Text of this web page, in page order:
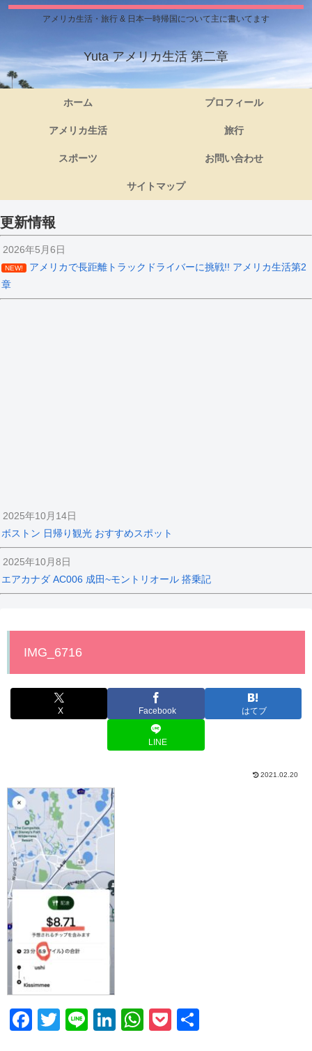
アメリカ生活・旅行 & 日本一時帰国について主に書いてます
Yuta アメリカ生活 第二章
ホーム プロフィール
アメリカ生活 旅行
スポーツ お問い合わせ
サイトマップ
更新情報
2026年5月6日
NEW!
アメリカで長距離トラックドライバーに挑戦!! アメリカ生活第2
章
2025年10月14日
ボストン 日帰り観光 おすすめスポット
2025年10月8日
エアカナダ AC006 成田~モントリオール 搭乗記
IMG_6716
X Facebook はてブ
LINE
2021.02.20
F
T
Li
Li
W P